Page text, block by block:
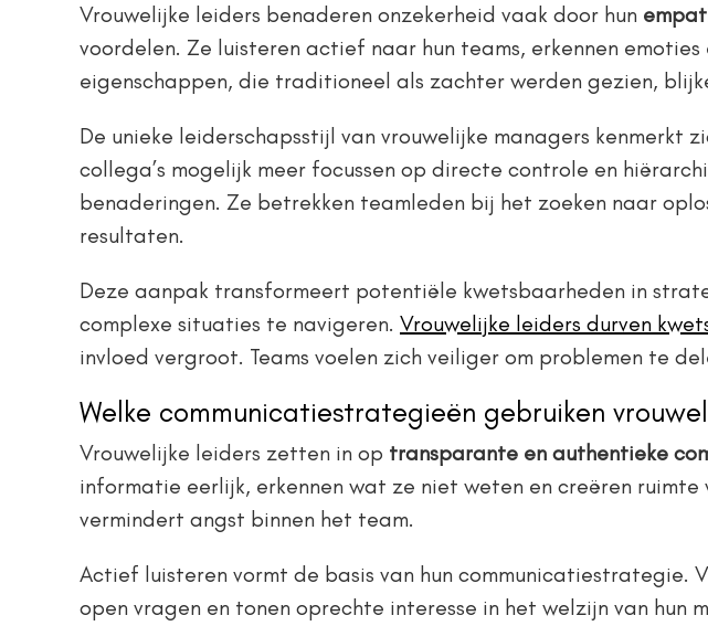
Vrouwelijke leiders benaderen onzekerheid vaak door hun
voordelen. Ze luisteren actief naar hun teams, erkennen
eigenschappen, die traditioneel als zachter werden gezien,
De unieke leiderschapsstijl van vrouwelijke managers kenmerkt
collega’s mogelijk meer focussen op directe controle en
benaderingen. Ze betrekken teamleden bij het zoeken naar
resultaten.
Deze aanpak transformeert potentiële kwetsbaarheden in
complexe situaties te navigeren. Vrouwelijke leiders durven
invloed vergroot. Teams voelen zich veiliger om problemen te
Welke communicatiestrategieën gebruiken
Vrouwelijke leiders zetten in op transparante en authentieke
informatie eerlijk, erkennen wat ze niet weten en creëren
vermindert angst binnen het team.
Actief luisteren vormt de basis van hun communicatiestrategie.
open vragen en tonen oprechte interesse in het welzijn van hun